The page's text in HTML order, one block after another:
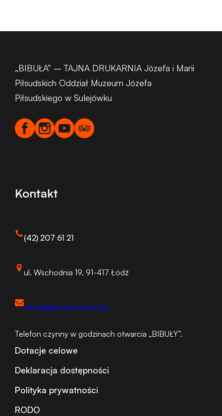
„BIBUŁA” – TAJNA DRUKARNIA Józefa i Marii
Piłsudskich Oddział Muzeum Józefa
Piłsudskiego w Sulejówku
Kontakt
(42) 207 61 21
ul. Wschodnia 19, 91-417 Łódź
bibula@tajnadrukarnia.pl
Telefon czynny w godzinach otwarcia „BIBUŁY”.
Dotacje celowe
Deklaracja dostępności
Polityka prywatności
RODO